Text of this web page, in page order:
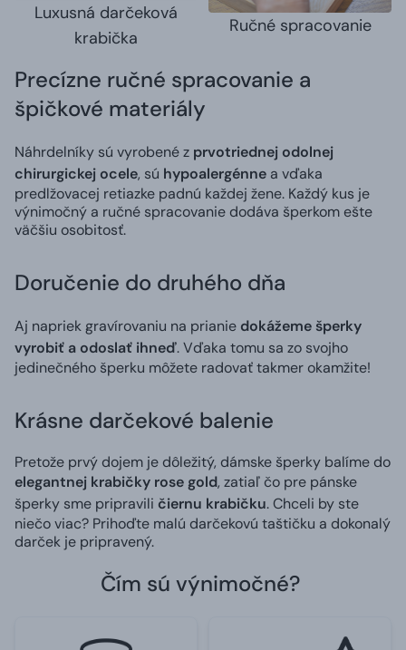
Luxusná darčeková
krabička
Ručné spracovanie
Precízne ručné spracovanie a
špičkové materiály
Náhrdelníky sú vyrobené z prvotriednej odolnej
chirurgickej ocele, sú hypoalergénne a vďaka
predlžovacej retiazke padnú každej žene. Každý kus je
výnimočný a ručné spracovanie dodáva šperkom ešte
väčšiu osobitosť.
Doručenie do druhého dňa
Aj napriek gravírovaniu na prianie dokážeme šperky
vyrobiť a odoslať ihneď. Vďaka tomu sa zo svojho
jedinečného šperku môžete radovať takmer okamžite!
Krásne darčekové balenie
Pretože prvý dojem je dôležitý, dámske šperky balíme do
elegantnej krabičky rose gold, zatiaľ čo pre pánske
šperky sme pripravili čiernu krabičku. Chceli by ste
niečo viac? Prihoďte malú darčekovú taštičku a dokonalý
darček je pripravený.
Čím sú výnimočné?